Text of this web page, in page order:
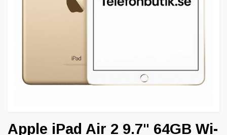
Apple iPad Air 2 9.7" 64GB Wi-